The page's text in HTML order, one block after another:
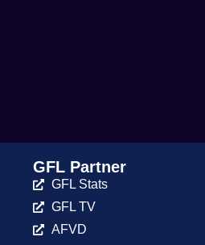
GFL Partner
GFL Stats
GFL TV
AFVD